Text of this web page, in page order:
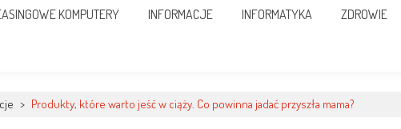
KOMPUTERY INFORMACJE INFORMATYKA ZDROWIE
> Produkty, które warto jeść w ciąży. Co powinna jadać przyszła mama?